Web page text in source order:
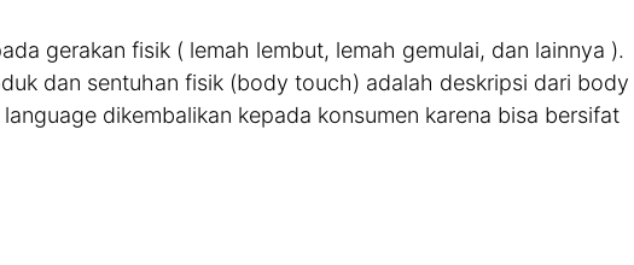
gerakan fisik ( lemah lembut, lemah gemulai, dan lainnya ).
dan sentuhan fisik (body touch) adalah deskripsi dari body
dikembalikan kepada konsumen karena bisa bersifat